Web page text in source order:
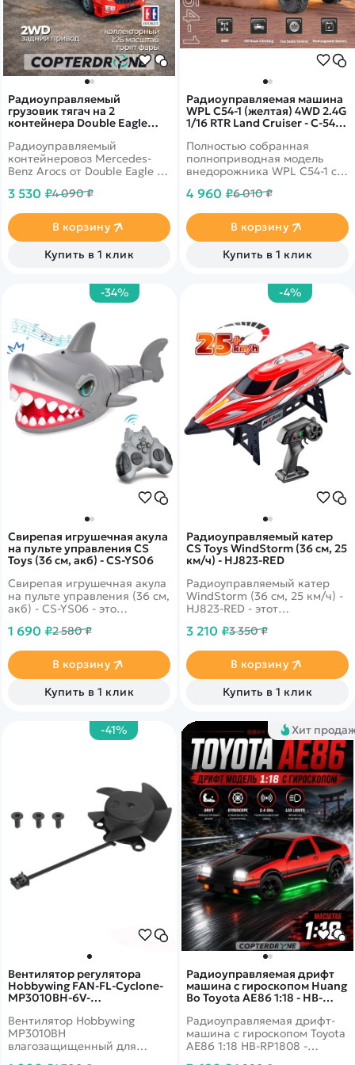
Радиоуправляемый
грузовик тягач на 2
контейнера Double Eagle
2.4G RTR - E664-003
Радиоуправляемый
контейнеровоз Mercedes-
Benz Arocs от Double Eagle в
можно пристегивать и
открывать задние двери и
перевозить грузы. Световые
и звуковые эффекты.
3 530 ₽4 090 ₽
В корзину
Купить в 1 клик
Радиоуправляемая машина
WPL C54-1 (желтая) 4WD 2.4G
1/16 RTR Land Cruiser - C-54-1-
Полностью собранная
полноприводная модель
внедорожника WPL C54-1 с
масштабе 1:16.
противоскользящие шины,
регулируемые
амортизаторы.
Пропорциональное
4 960 ₽6 010 ₽
В корзину
Купить в 1 клик
-34%
Свирепая игрушечная акула
на пульте управления CS
Toys (36 см, акб) - CS-YS06
Свирепая игрушечная акула
на пульте управления (36 см,
акб) - CS-YS06 - это
пульте управления, которая
вид.
1 690 ₽2 580 ₽
В корзину
Купить в 1 клик
-4%
Радиоуправляемый катер
CS Toys WindStorm (36 см, 25
км/ч) - HJ823-RED
Радиоуправляемый катер
WindStorm (36 см, 25 км/ч) -
HJ823-RED - этот
великолепного катера HJ808
размер, может достичь
максимальной скорости 25
км/ч, благодаря мощному
коллекторному
3 210 ₽3 350 ₽
В корзину
Купить в 1 клик
-41%
Вентилятор регулятора
Hobbywing FAN-FL-Cyclone-
MP3010BH-6V-
HW-30860107
Вентилятор Hobbywing
MP3010BH
влагозащищенный для
Хит
Радиоуправляемая дрифт
машина с гироскопом Huang
Bo Toyota AE86 1:18 - HB-
Радиоуправляемая дрифт-
машина с гироскопом Toyota
AE86 1:18 HB-RP1808 -